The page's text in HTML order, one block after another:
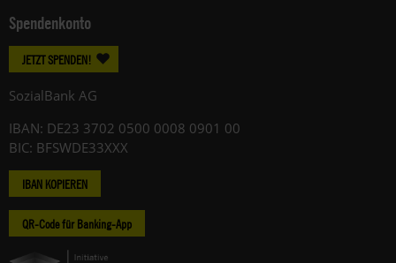
Spendenkonto
JETZT SPENDEN!
SozialBank AG
IBAN: DE23 3702 0500 0008 0901 00
BIC: BFSWDE33XXX
IBAN KOPIEREN
QR-Code für Banking-App